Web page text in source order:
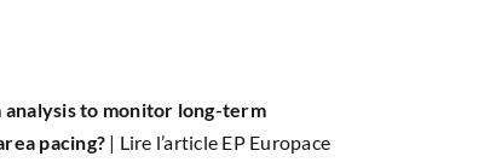
analysis to monitor long-term
pacing? | Lire l’article EP Europace